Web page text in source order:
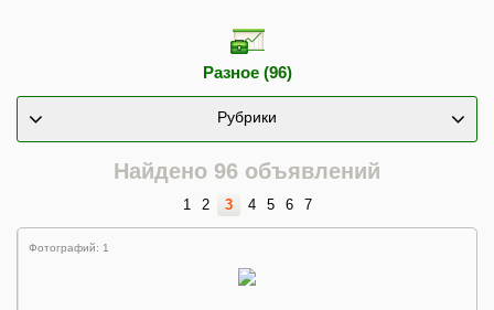
Разное (96)
Рубрики
Найдено 96 объявлений
1 2 3 4 5 6 7
Фотографий: 1